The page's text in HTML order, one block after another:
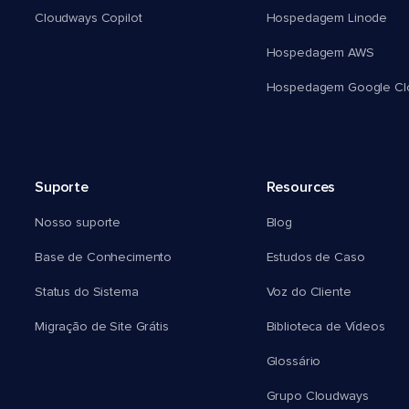
Cloudways Copilot Hospedagem Linode
Hospedagem AWS
Hospedagem Google
Suporte
Nosso suporte
Base de Conhecimento
Status do Sistema
Migração de Site Grátis
Resources
Blog
Estudos de Caso
Voz do Cliente
Biblioteca de Vídeos
Glossário
Grupo Cloudways